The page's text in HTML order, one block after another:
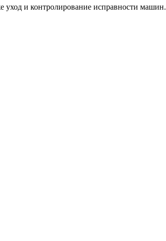
уход и контролирование исправности машин.